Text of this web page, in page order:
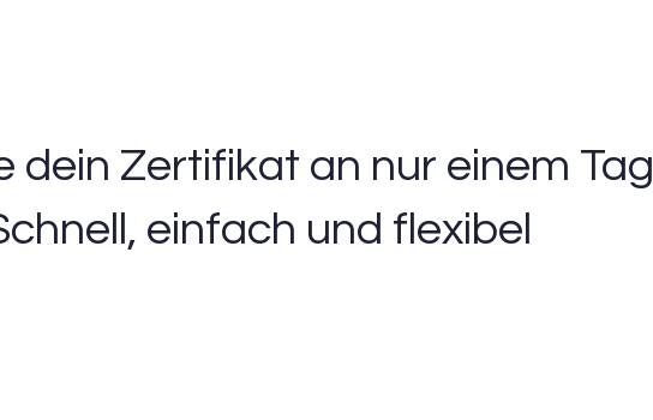
dein Zertifikat an nur einem Tag
einfach und flexibel